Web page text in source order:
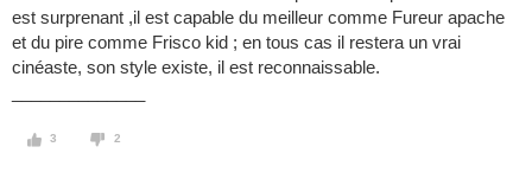
est surprenant ,il est capable du meilleur comme Fureur apache
et du pire comme Frisco kid ; en tous cas il restera un vrai
cinéaste, son style existe, il est reconnaissable.
3 2